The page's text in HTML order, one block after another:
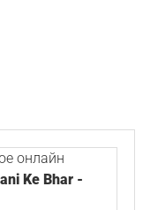
онлайн
Ke Bhar -